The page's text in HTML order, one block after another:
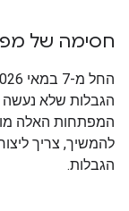
חסימה של
הגבלות שלא
המפתחות האלה
להמשיך, צריך
הגבלות.